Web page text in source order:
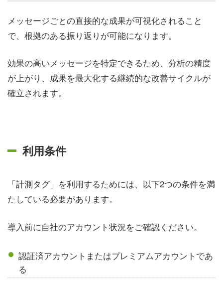
メッセージごとの直接的な成果が可視化されること
で、根拠のある振り返りが可能になります。
効果の高いメッセージを特定できるため、分析の精度
が上がり、成果を最大化する継続的な改善サイクルが
確立されます。
利用条件
「計測タグ」を利用するためには、以下2つの条件を満
たしている必要があります。
導入前に自社のアカウント状況をご確認ください。
認証済アカウントまたはプレミアムアカウントであ
る